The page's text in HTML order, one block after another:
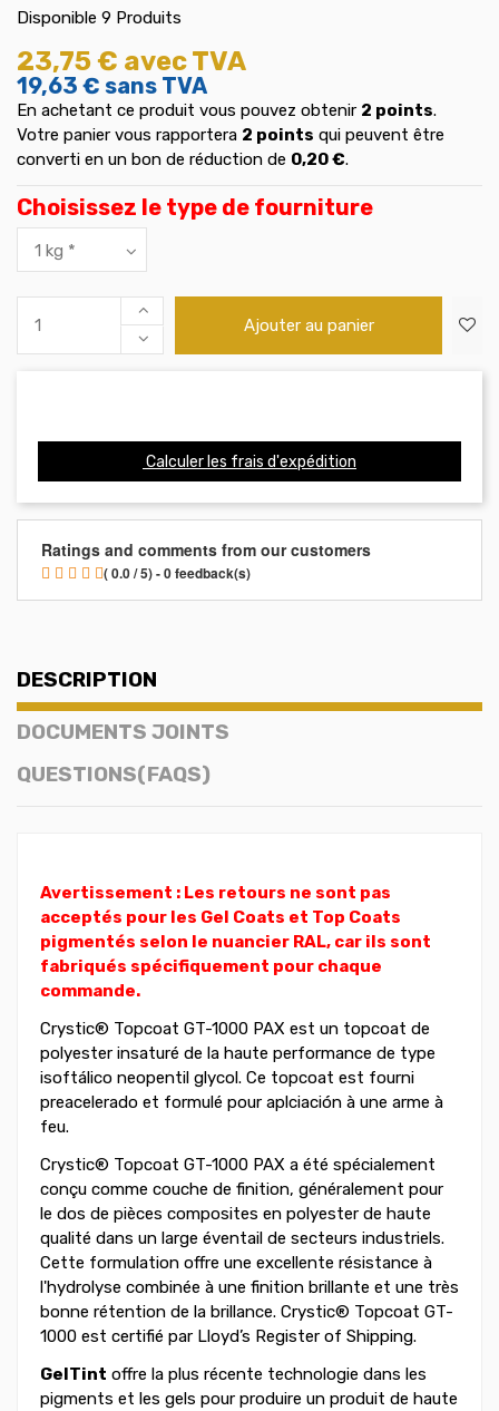
Disponible 9 Produits
23,75 € avec TVA
19,63 € sans TVA
En achetant ce produit vous pouvez obtenir 2 points.
Votre panier vous rapportera 2 points qui peuvent être
converti en un bon de réduction de 0,20 €.
Choisissez le type de fourniture
Ajouter au panier
Calculer les frais d'expédition
Ratings and comments from our customers
( 0.0 / 5) - 0 feedback(s)
DESCRIPTION
DOCUMENTS JOINTS
QUESTIONS(FAQS)
Avertissement : Les retours ne sont pas
acceptés pour les Gel Coats et Top Coats
pigmentés selon le nuancier RAL, car ils sont
fabriqués spécifiquement pour chaque
commande.
Crystic® Topcoat GT-1000 PAX est un topcoat de
polyester insaturé de la haute performance de type
isoftálico neopentil glycol. Ce topcoat est fourni
preacelerado et formulé pour aplciación à une arme à
feu.
Crystic® Topcoat GT-1000 PAX a été spécialement
conçu comme couche de finition, généralement pour
le dos de pièces composites en polyester de haute
qualité dans un large éventail de secteurs industriels.
Cette formulation offre une excellente résistance à
l'hydrolyse combinée à une finition brillante et une très
bonne rétention de la brillance. Crystic® Topcoat GT-
1000 est certifié par Lloyd’s Register of Shipping.
GelTint offre la plus récente technologie dans les
pigments et les gels pour produire un produit de haute